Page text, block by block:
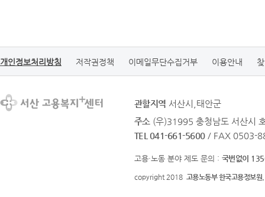
개인정보처리방침 저작권정책 이메일무단수집거부 이용안내
관할지역 서산시,태안군
주소 (우)31995 충청남도 서산시
TEL 041-661-5600 / FAX 0503-
고용·노동 분야 제도 문의 : 국번없이
copyright 2018 고용노동부 한국고용정보원.